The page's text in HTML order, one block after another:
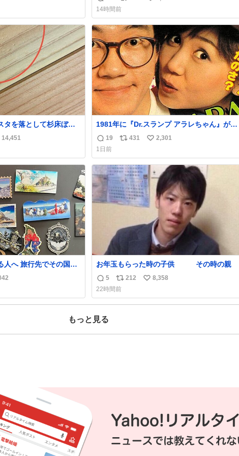
にロードサービス付い
これで走る
まで壊しちゃいますか
、ABSセンサ断線、ブ
ちゃってます…
you.net/article/96186 『映画ちいかわ 人魚の
島のひみつ』を3回観て、原作も追っている筆
者が、モモンガの名誉回復を試みようとする
記事です。ちいかわ初心者向けです🖊
返
信
数
リ
ポ
ス
ト
数
い
ね
数
14時間前
タを落として杉床ぼこ
たーーー！ファースト
て！これで第二波いつ
やーほっとした！ 杉
いる方々へ忠告です。
けます。豆腐くらいや
14,451
1981年に『Dr.スランプ アラレちゃん』が放
映開始された直後の鳥山明さんと、小山茉美
さんです。
返
信
数
19
リ
ス
ト
数
431
い
ね
数
2,301
1日前
人へ 旅行先でその国や
ットを買って欲しい。
間で20カ国回ったけ
ットを買い、今は家
1
お年玉もらった時の子供 その時の親
返
信
数
5
リ
ポ
ス
212
い
ね
8,358
22時間前
もっと見る